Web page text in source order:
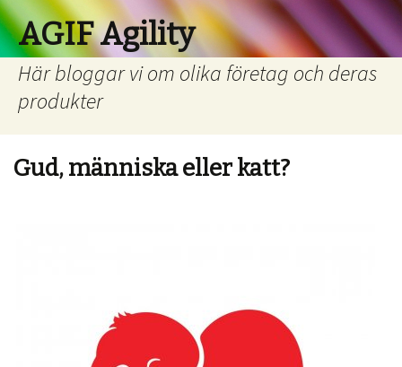
AGIF Agility
Här bloggar vi om olika företag och deras
produkter
Gud, människa eller katt?